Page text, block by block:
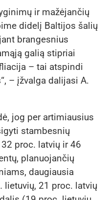
ir mažėjančių
didelį Baltijos šalių
brangesnius
galią stipriai
– tai atspindi
– įžvalga dalijasi A.
jog per artimiausius
stambesnių
proc. latvių ir 46
planuojančių
daugiausia
lietuvių, 21 proc. latvių